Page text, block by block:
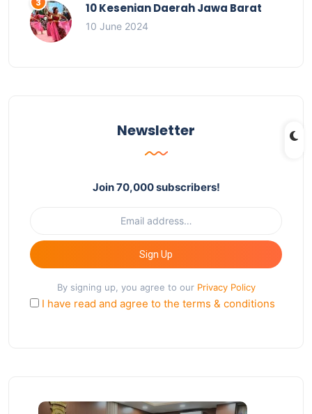
10 Kesenian Daerah Jawa Barat
10 June 2024
Newsletter
Join 70,000 subscribers!
Sign Up
By signing up, you agree to our Privacy Policy
I have read and agree to the terms & conditions